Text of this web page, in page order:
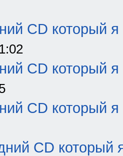
CD который я
CD который я
CD который я
CD который